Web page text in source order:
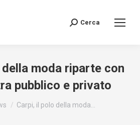
Search:
Cerca
moda riparte con
pubblico e privato
Carpi, il polo della moda…